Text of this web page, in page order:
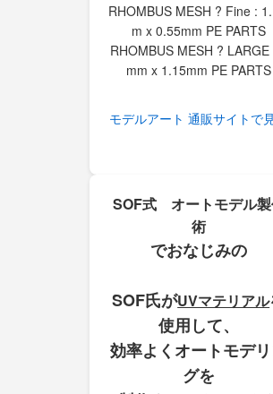
RHOMBUS MESH ? Fine :
m x 0.55mm PE PARTS
RHOMBUS MESH ? LARGE
mm x 1.15mm PE PARTS
モデルアート 通販サイトで
SOF式 オートモデル
術
でおなじみの
SOF氏がUVマテリアル
使用して、
効率よくオートモデ
グを